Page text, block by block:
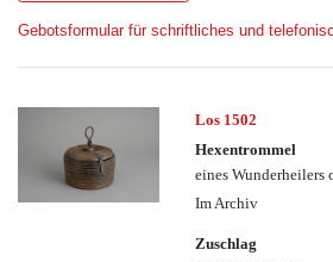
Gebotsformular für schriftliches und
Los 1502
Hexentrommel
eines Wunderheilers
Im Archiv
Zuschlag